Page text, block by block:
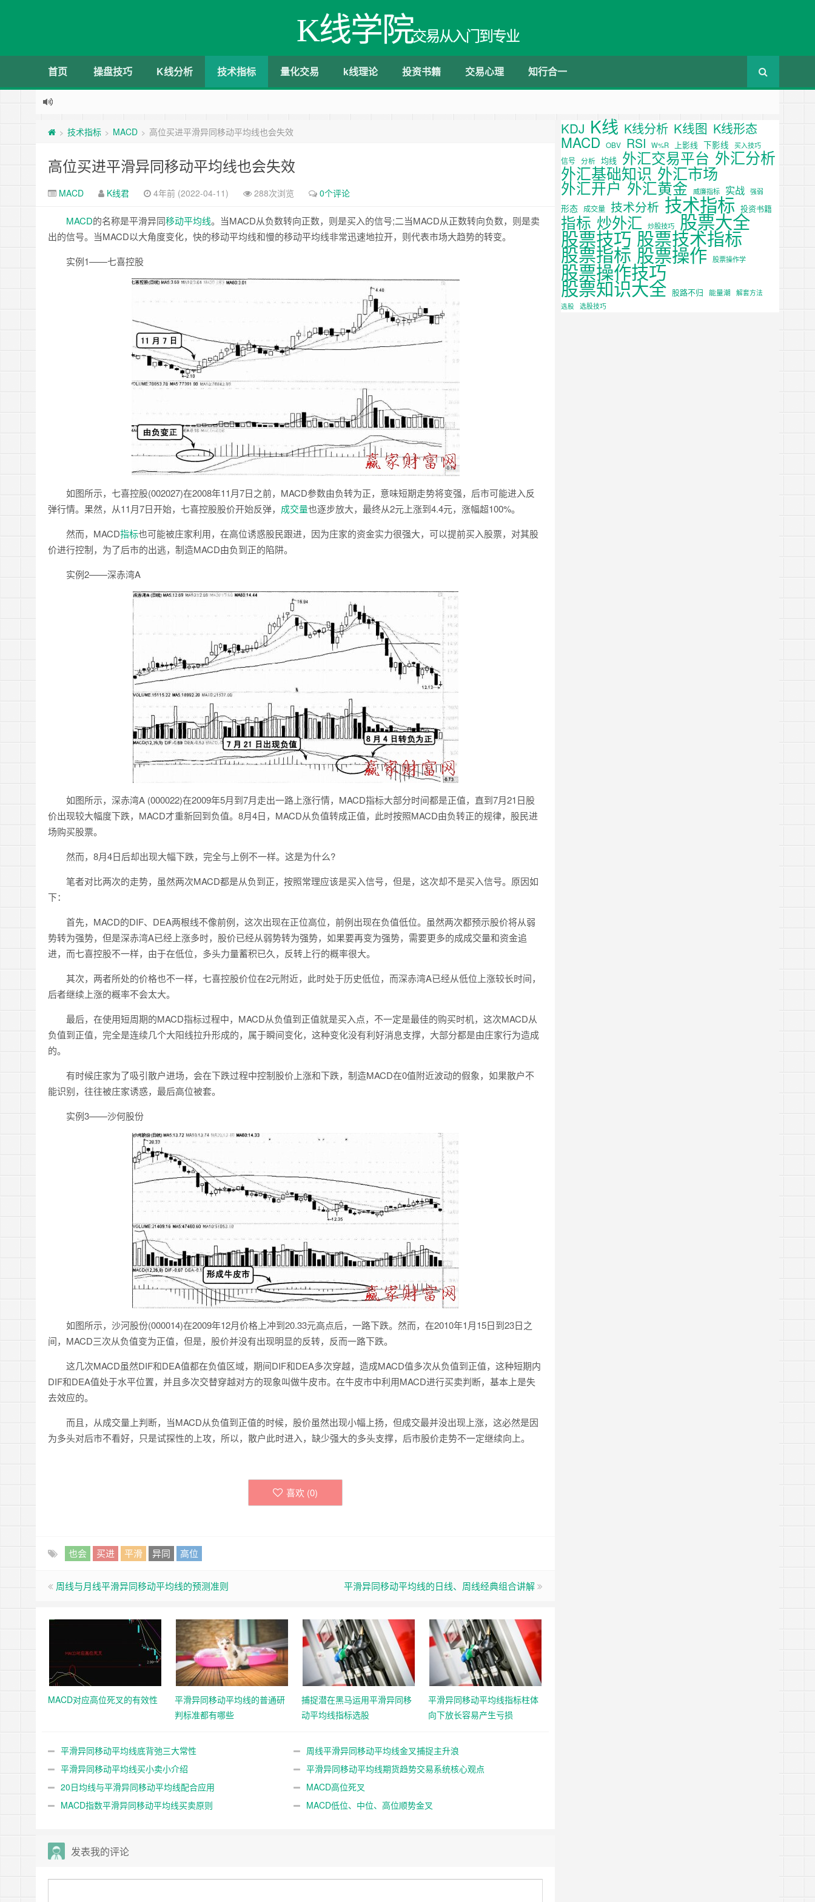
K线学院交易从入门到专业
首页 操盘技巧 K线分析 技术指标 量化交易 k线理论 投资书籍 交易心理 知行合一
> 技术指标 > MACD > 高位买进平滑异同移动平均线也会失效
高位买进平滑异同移动平均线也会失效
MACD K线君 4年前 (2022-04-11) 288次浏览 0个评论
MACD的名称是平滑异同移动平均线。当MACD从负数转向正数，则是买入的信号;二当MACD从正数转向负数，则是卖
出的信号。当MACD以大角度变化，快的移动平均线和慢的移动平均线非常迅速地拉开，则代表市场大趋势的转变。
实例1——七喜控股
如图所示，七喜控股(002027)在2008年11月7日之前，MACD参数由负转为正，意味短期走势将变强，后市可能进入反
弹行情。果然，从11月7日开始，七喜控股股价开始反弹， 成交量也逐步放大，最终从2元上涨到4.4元，涨幅超100%。
然而，MACD指标也可能被庄家利用，在高位诱惑股民跟进，因为庄家的资金实力很强大，可以提前买入股票，对其股
价进行控制，为了后市的出逃，制造MACD由负到正的陷阱。
实例2——深赤湾A
如图所示，深赤湾A (000022)在2009年5月到7月走出一路上涨行情，MACD指标大部分时间都是正值，直到7月21日股
价出现较大幅度下跌，MACD才重新回到负值。8月4日，MACD从负值转成正值，此时按照MACD由负转正的规律，股民进
场购买股票。
然而，8月4日后却出现大幅下跌，完全与上例不一样。这是为什么?
笔者对比两次的走势，虽然两次MACD都是从负到正，按照常理应该是买入信号，但是，这次却不是买入信号。原因如
下：
首先，MACD的DIF、DEA两根线不像前例，这次出现在正位高位，前例出现在负值低位。虽然两次都预示股价将从弱
势转为强势，但是深赤湾A已经上涨多时，股价已经从弱势转为强势，如果要再变为强势，需要更多的成成交量和资金追
进，而七喜控股不一样，由于在低位，多头力量蓄积已久，反转上行的概率很大。
其次，两者所处的价格也不一样，七喜控股价位在2元附近，此时处于历史低位，而深赤湾A已经从低位上涨较长时间，
后者继续上涨的概率不会太大。
最后，在使用短周期的MACD指标过程中，MACD从负值到正值就是买入点，不一定是最佳的购买时机，这次MACD从
负值到正值，完全是连续几个大阳线拉升形成的，属于瞬间变化，这种变化没有利好消息支撑，大部分都是由庄家行为造成
的。
有时候庄家为了吸引散户进场，会在下跌过程中控制股价上涨和下跌，制造MACD在0值附近波动的假象，如果散户不
能识别，往往被庄家诱惑，最后高位被套。
实例3——沙何股份
如图所示，沙河股份(000014)在2009年12月价格上冲到20.33元高点后，一路下跌。然而，在2010年1月15日到23日之
间，MACD三次从负值变为正值，但是，股价并没有出现明显的反转，反而一路下跌。
这几次MACD虽然DIF和DEA值都在负值区域，期间DIF和DEA多次穿越，造成MACD值多次从负值到正值，这种短期内
DIF和DEA值处于水平位置，并且多次交替穿越对方的现象叫做牛皮市。在牛皮市中利用MACD进行买卖判断，基本上是失
去效应的。
而且，从成交量上判断，当MACD从负值到正值的时候，股价虽然出现小幅上扬，但成交最并没出现上涨，这必然是因
为多头对后市不看好，只是试探性的上攻，所以，散户此时进入，缺少强大的多头支撑，后市股价走势不一定继续向上。
喜欢 (0)
也会 买进 平滑 异同 高位
周线与月线平滑异同移动平均线的预测准则 平滑异同移动平均线的日线、周线经典组合讲解
MACD对应高位死叉的有效性
平滑异同移动平均线的普通研
判标准都有哪些
捕捉潜在黑马运用平滑异同移
动平均线指标选股
平滑异同移动平均线指标柱体
向下放长容易产生亏损
平滑异同移动平均线底背弛三大常性
周线平滑异同移动平均线金叉捕捉主升浪
平滑异同移动平均线买小卖小介绍
平滑异同移动平均线期货趋势交易系统核心观点
20日均线与平滑异同移动平均线配合应用
MACD高位死叉
MACD指数平滑异同移动平均线买卖原则
MACD低位、中位、高位顺势金叉
发表我的评论
KDJ K线 K线分析 K线图 K线形态
MACD OBV RSI W%R 上影线 下影线 买入技巧
信号 分析 均线 外汇交易平台 外汇分析
外汇基础知识 外汇市场
外汇开户 外汇黄金 威廉指标 实战 强弱
形态 成交量 技术分析 技术指标 投资书籍
指标 炒外汇 炒股技巧 股票大全
股票技巧 股票技术指标
股票指标 股票操作 股票操作学
股票操作技巧
股票知识大全 股路不归 能量潮
解套方法
选股
选股技巧